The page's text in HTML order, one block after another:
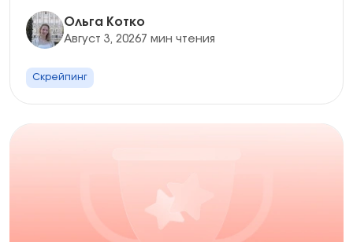
Ольга Котко
Август 3, 20267 мин чтения
Скрейпинг